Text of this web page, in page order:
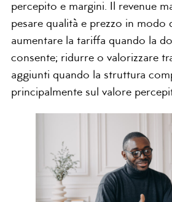
percepito e margini. Il revenue
pesare qualità e prezzo in modo
aumentare la tariffa quando la
consente; ridurre o valorizzare
aggiunti quando la struttura
principalmente sul valore